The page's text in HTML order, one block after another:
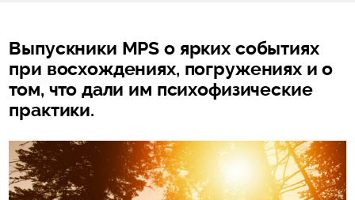
Выпускники MPS о ярких событиях
при восхождениях, погружениях и о
том, что дали им психофизические
практики.